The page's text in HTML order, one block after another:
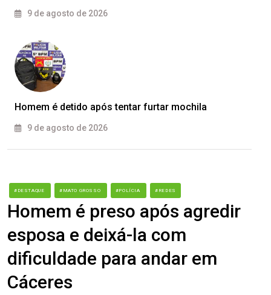
9 de agosto de 2026
Homem é detido após tentar furtar mochila
9 de agosto de 2026
#DESTAQUE #MATO GROSSO #POLÍCIA #REDES
Homem é preso após agredir
esposa e deixá-la com
dificuldade para andar em
Cáceres